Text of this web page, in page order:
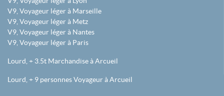
V9, Voyageur léger à Marseille
V9, Voyageur léger à Metz
V9, Voyageur léger à Nantes
V9, Voyageur léger à Paris
Lourd, + 3.5t Marchandise à Arcueil
Lourd, + 9 personnes Voyageur à Arcueil